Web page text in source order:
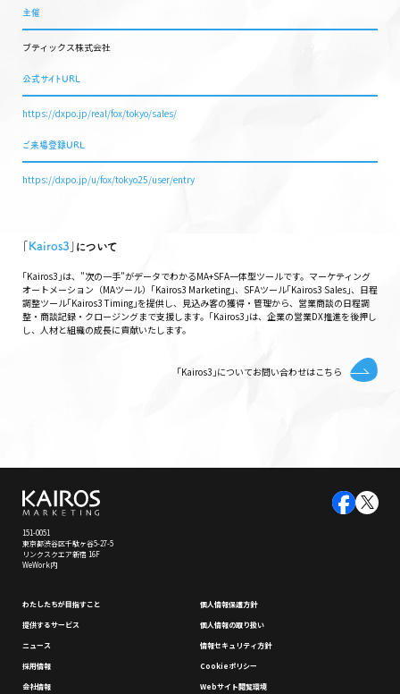
主催
ブティックス株式会社
公式サイトURL
https://dxpo.jp/real/fox/tokyo/sales/
ご来場登録URL
https://dxpo.jp/u/fox/tokyo25/user/entry
Kairos3 ｣について
｢Kairos3｣は、"次の一手"がデータでわかるMA+SFA一体型ツールです。マーケティング
オートメーション（MAツール）｢Kairos3 Marketing｣、SFAツール｢Kairos3 Sales｣、日程
調整ツール｢Kairos3 Timing｣を提供し、見込み客の獲得・管理から、営業商談の日程調
整・商談記録・クロージングまで支援します。｢Kairos3｣は、企業の営業DX推進を後押し
し、人材と組織の成長に貢献いたします。
｢Kairos3｣についてお問い合わせはこちら
151-0051
東京都渋谷区千駄ヶ谷5-27-5
リンクスクエア新宿 16F
WeWork内
わたしたちが⽬指すこと
提供するサービス
ニュース
採⽤情報
会社情報
個⼈情報保護⽅針
個⼈情報の取り扱い
情報セキュリティ⽅針
Cookieポリシー
Webサイト閲覧環境